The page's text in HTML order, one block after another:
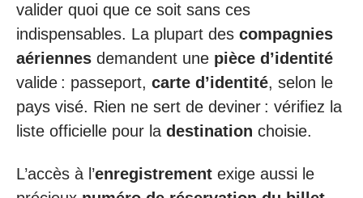
valider quoi que ce soit sans ces
indispensables. La plupart des compagnies
aériennes demandent une pièce d’identité
valide : passeport, carte d’identité, selon le
pays visé. Rien ne sert de deviner : vérifiez la
liste officielle pour la destination choisie.
L’accès à l’enregistrement exige aussi le